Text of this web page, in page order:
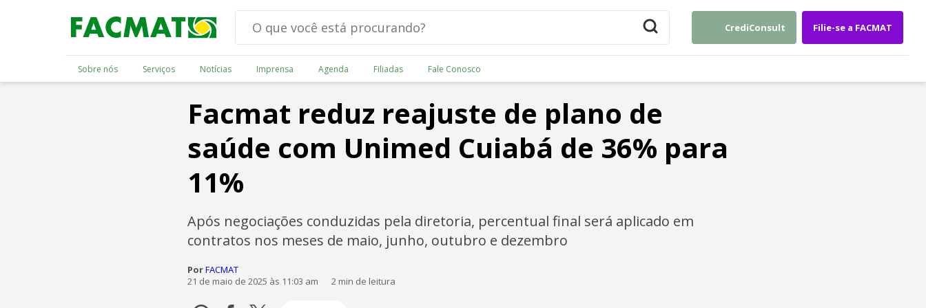
CrediConsult Filie-se a FACMAT
Sobre nós Serviços Notícias Imprensa Agenda Filiadas Fale Conosco
Facmat reduz reajuste de plano de
saúde com Unimed Cuiabá de 36% para
11%
Após negociações conduzidas pela diretoria, percentual final será aplicado em
contratos nos meses de maio, junho, outubro e dezembro
PorFACMAT
21 de maio de 2025 às 11:03 am
2 min de leitura